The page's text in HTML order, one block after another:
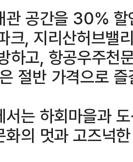
관 공간을 30%
크, 지리산허브밸
하고, 항공우주천
절반 가격으로
서는 하회마을과
화의 멋과 고즈넉